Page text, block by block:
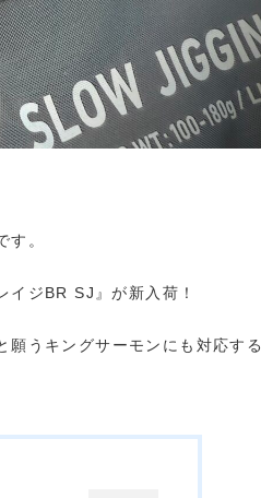
。
イジBR SJ』が新入荷！
うキングサーモンにも対応する